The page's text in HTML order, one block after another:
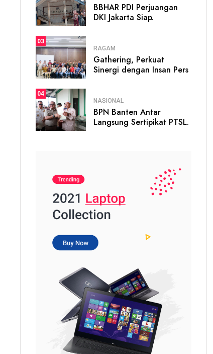
BBHAR PDI Perjuangan
DKI Jakarta Siap.
03
RAGAM
Gathering, Perkuat
Sinergi dengan Insan Pers
04
NASIONAL
BPN Banten Antar
Langsung Sertipikat PTSL.